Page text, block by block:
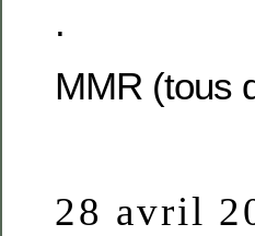
.
MMR (tous
28 avril